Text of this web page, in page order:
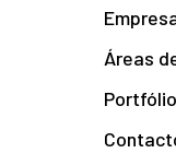
Áreas
Portfólio